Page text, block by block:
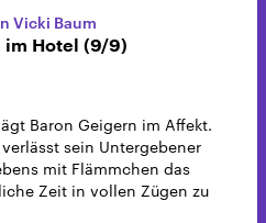
Vicki Baum
im Hotel (9/9)
Baron Geigern im Affekt.
sein Untergebener
mit Flämmchen das
Zeit in vollen Zügen zu